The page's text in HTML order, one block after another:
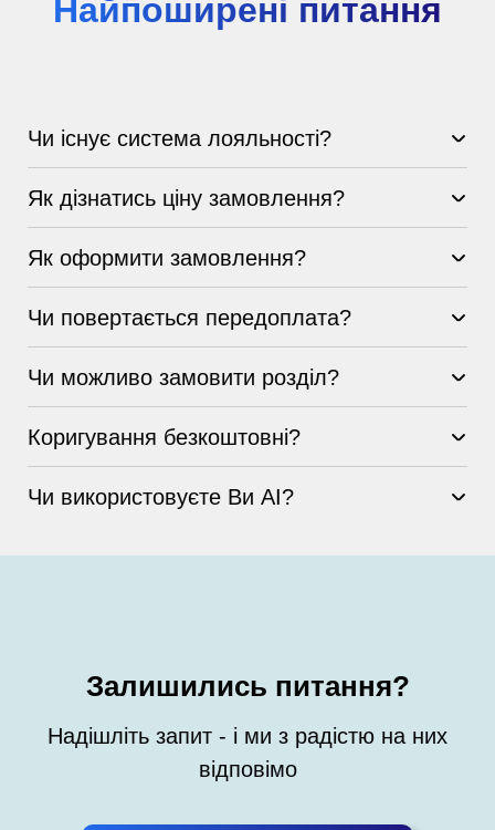
Найпоширені питання
Чи існує система лояльності?
Як дізнатись ціну замовлення?
Як оформити замовлення?
Чи повертається передоплата?
Чи можливо замовити розділ?
Коригування безкоштовні?
Чи використовуєте Ви AI?
Залишились питання?
Надішліть запит - і ми з радістю на них
відповімо